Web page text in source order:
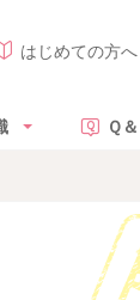
はじめての方へ
Ｑ